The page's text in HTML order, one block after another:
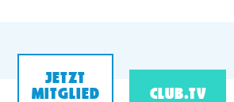
JETZT
MITGLIED
CLUB.TV